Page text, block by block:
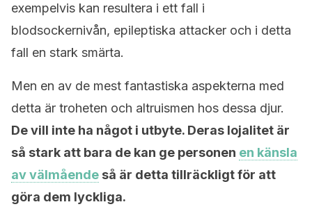
exempelvis kan resultera i ett fall i
blodsockernivån, epileptiska attacker och i detta
fall en stark smärta.
Men en av de mest fantastiska aspekterna med
detta är troheten och altruismen hos dessa djur.
De vill inte ha något i utbyte. Deras lojalitet är
så stark att bara de kan ge personen en känsla
av välmående så är detta tillräckligt för att
göra dem lyckliga.